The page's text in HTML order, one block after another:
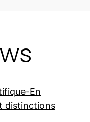
En
distinctions